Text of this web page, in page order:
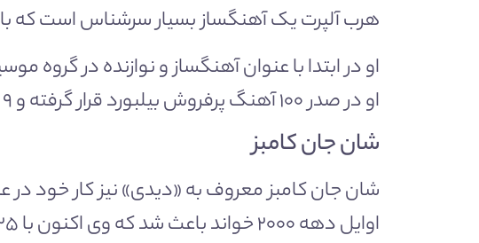
هرب آلپرت یک آهنگساز بسیار سرشناس است که با ۸۵۰ میلیون دلار ثروت چهارمین موسیقیدان ثروتمند جهان به شمار می‌آید.
او در صدر ۱۰۰ آهنگ پرفروش بیلبورد قرار گرفته و ۹ بار نیز برنده جایزه گرمی شده است.
شان جان کامبز
اوایل دهه ۲۰۰۰ خواند باعث شد که وی اکنون با ۸۲۵ میلیون دلار ثروت خالص، پنجمین موسیقیدان ثروتمند جهان باشد.